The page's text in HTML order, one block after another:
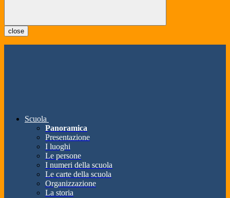
close
Scuola
Panoramica
Presentazione
I luoghi
Le persone
I numeri della scuola
Le carte della scuola
Organizzazione
La storia